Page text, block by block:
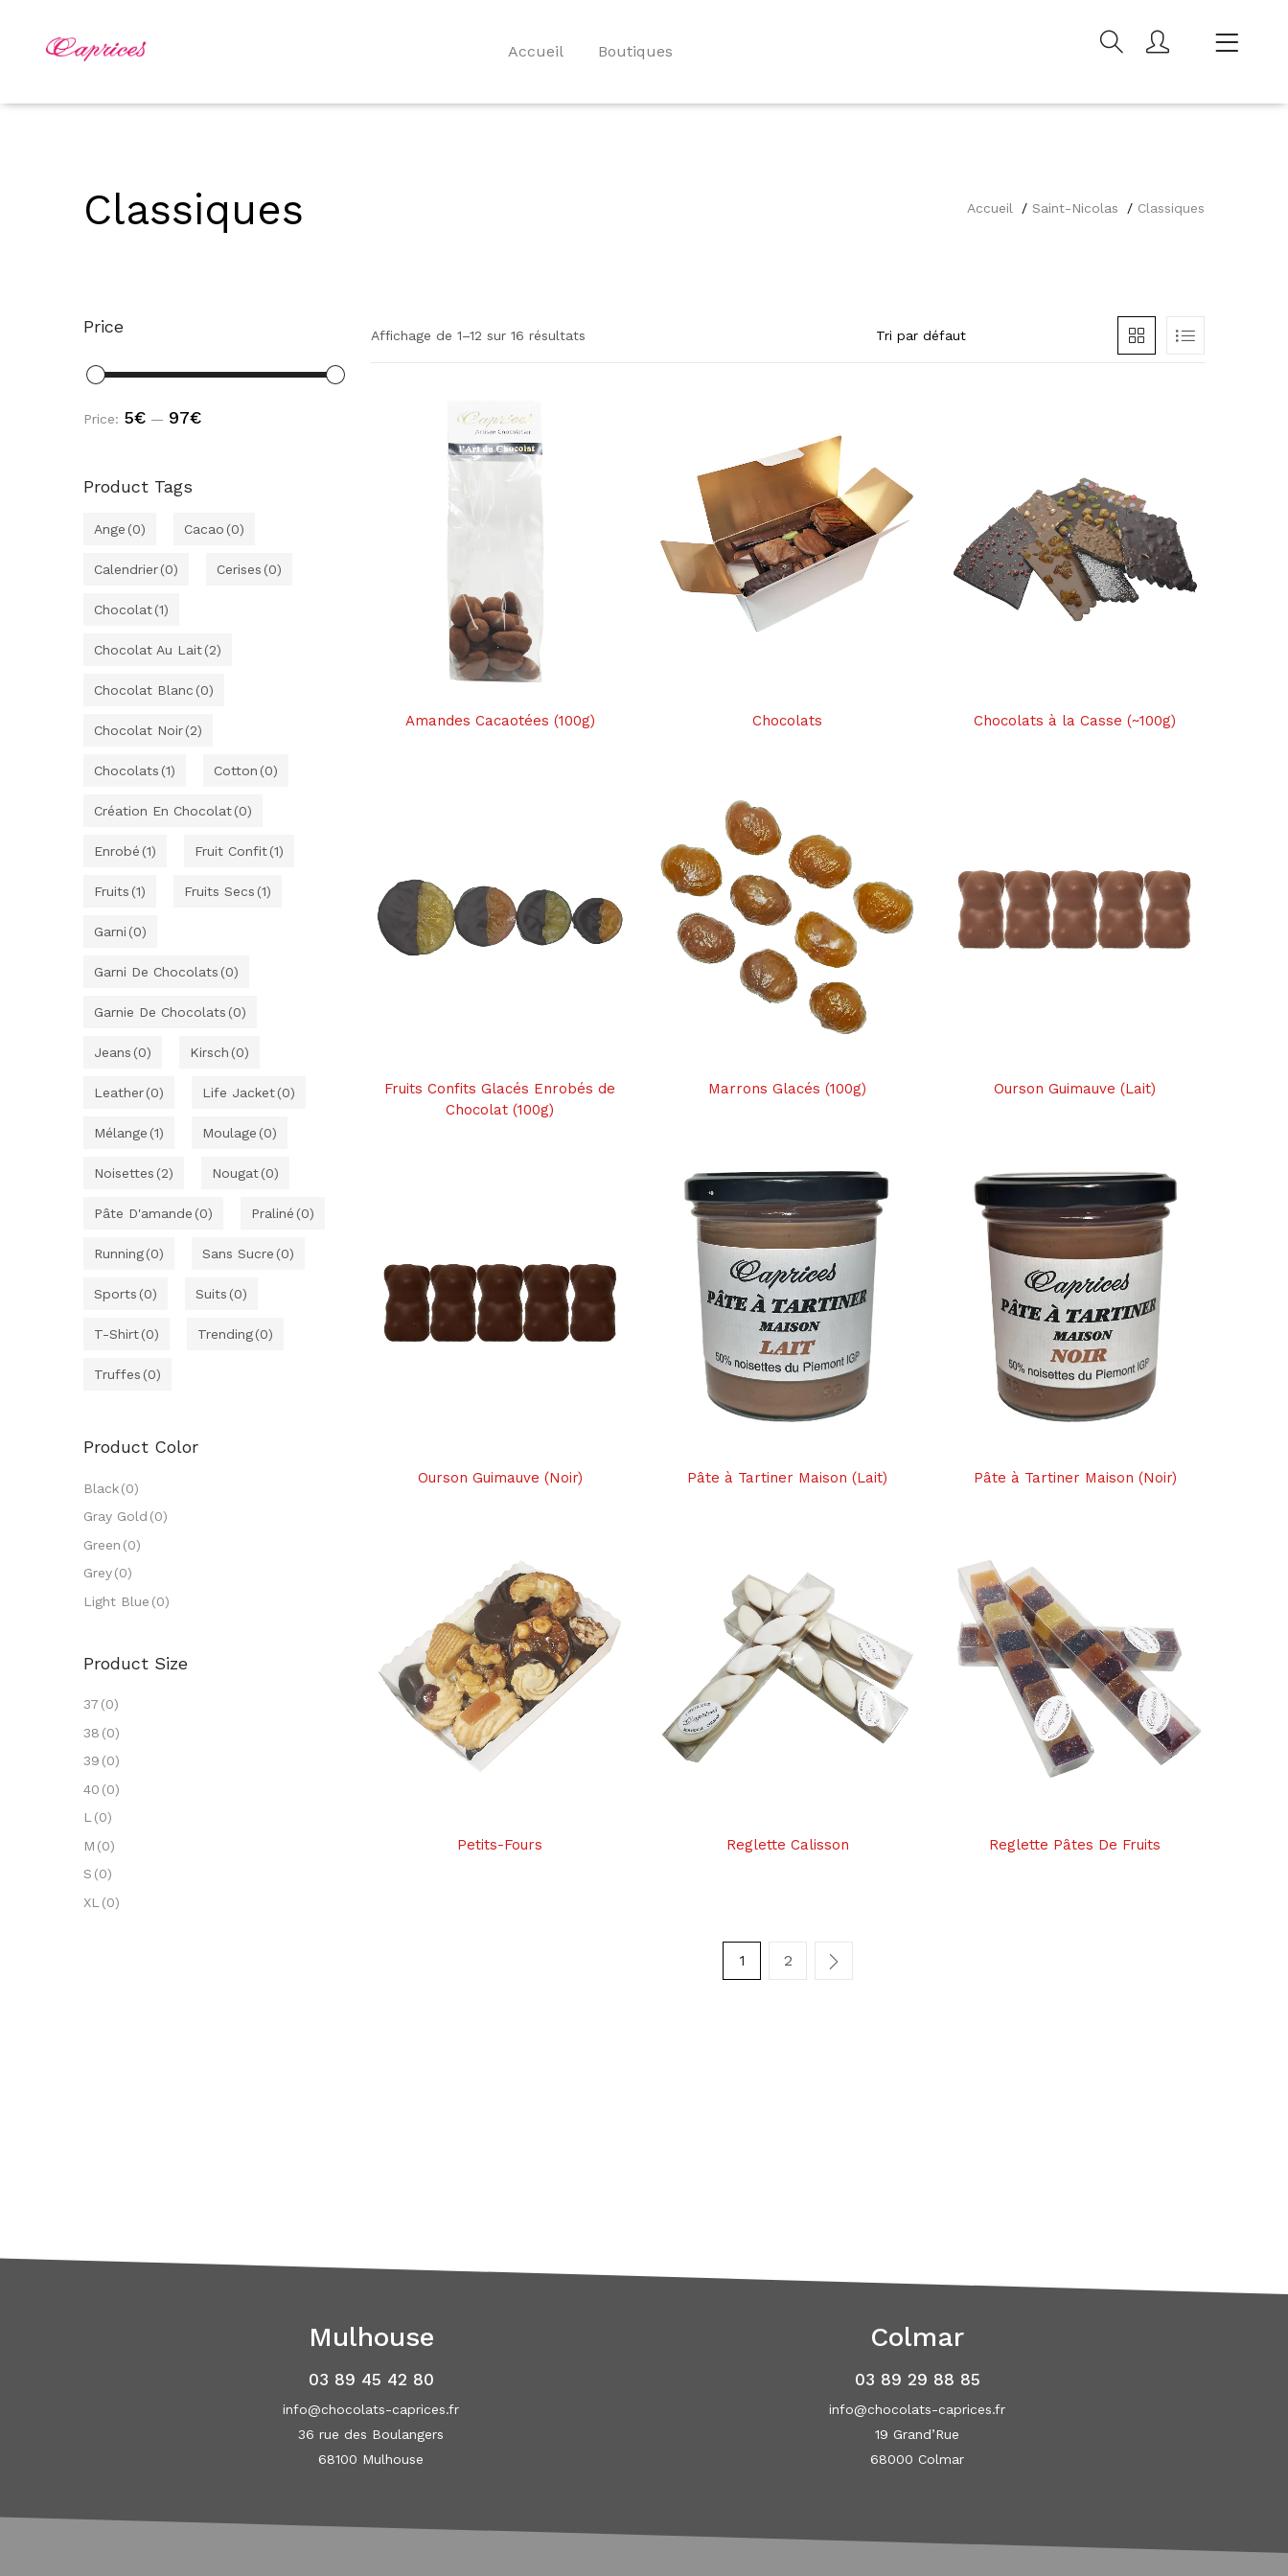
Accueil Boutiques
Accueil Saint-Nicolas Classiques
Classiques
Price
Price: 5€ — 97€
Product Tags
Ange (0) Cacao (0)
Calendrier(0) Cerises (0)
Chocolat(1)
Chocolat Au Lait(2)
Chocolat Blanc (0)
Chocolat Noir(2)
Chocolats (1) Cotton (0)
Création En Chocolat(0)
Enrobé (1) Fruit Confit(1)
Fruits (1) Fruits Secs (1)
Garni (0)
Garni De Chocolats (0)
Garnie De Chocolats (0)
Jeans (0) Kirsch (0)
Leather(0) Life Jacket(0)
Mélange (1) Moulage (0)
Noisettes (2) Nougat(0)
Pâte D'amande (0) Praliné (0)
Running(0) Sans Sucre (0)
Sports (0) Suits (0)
T-Shirt(0) Trending(0)
Truffes (0)
Product Color
Black(0)
Gray Gold (0)
Green (0)
Grey(0)
Light Blue (0)
Product Size
37 (0)
38 (0)
39 (0)
40 (0)
L (0)
M (0)
S (0)
XL (0)
Affichage de 1–12 sur 16 résultats
Amandes Cacaotées (100g) Chocolats Chocolats à la Casse (~100g)
Fruits Confits Glacés Enrobés de
Chocolat (100g)
Marrons Glacés (100g) Ourson Guimauve (Lait)
Ourson Guimauve (Noir) Pâte à Tartiner Maison (Lait) Pâte à Tartiner Maison (Noir)
Petits-Fours Reglette Calisson Reglette Pâtes De Fruits
1 2
Mulhouse
03 89 45 42 80
info@chocolats-caprices.fr
36 rue des Boulangers
68100 Mulhouse
Colmar
03 89 29 88 85
info@chocolats-caprices.fr
19 Grand’Rue
68000 Colmar